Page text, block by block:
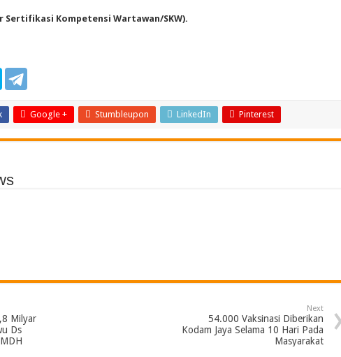
Sertifikasi Kompetensi Wartawan/SKW).
Google + Stumbleupon LinkedIn Pinterest
Milyar
Ds
Next
54.000 Vaksinasi Diberikan
Kodam Jaya Selama 10 Hari Pada
Masyarakat